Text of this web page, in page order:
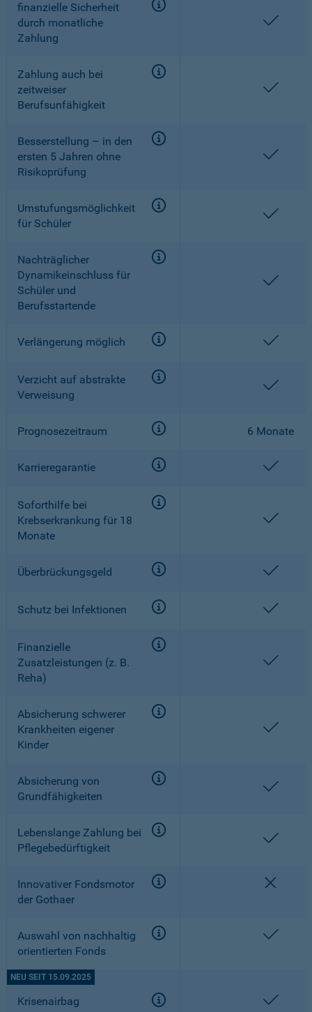
finanzielle Sicherheit
durch monatliche
Zahlung
Zahlung auch bei
zeitweiser
Berufsunfähigkeit
Besserstellung – in den
ersten 5 Jahren ohne
Risikoprüfung
Umstufungsmöglichkeit
für Schüler
Nachträglicher
Dynamikeinschluss für
Schüler und
Berufsstartende
Verlängerung möglich
Verzicht auf abstrakte
Verweisung
Prognosezeitraum 6 Monate
Karrieregarantie
Soforthilfe bei
Krebserkrankung für 18
Monate
Überbrückungsgeld
Schutz bei Infektionen
Finanzielle
Zusatzleistungen (z. B.
Reha)
Absicherung schwerer
Krankheiten eigener
Kinder
Absicherung von
Grundfähigkeiten
Lebenslange Zahlung bei
Pflegebedürftigkeit
Innovativer Fondsmotor
der Gothaer
Auswahl von nachhaltig
orientierten Fonds
NEU SEIT 15.09.2025
Krisenairbag